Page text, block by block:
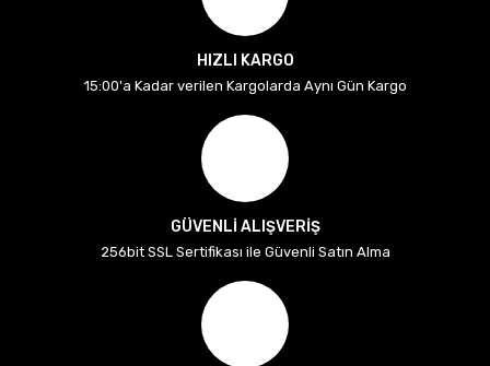
HIZLI KARGO
15:00'a Kadar verilen Kargolarda Aynı Gün Kargo
GÜVENLİ ALIŞVERİŞ
256bit SSL Sertifikası ile Güvenli Satın Alma